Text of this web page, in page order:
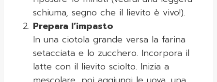
schiuma, segno che il lievito è vivo!).
Prepara l’impasto
In una ciotola grande versa la farina
setacciata e lo zucchero. Incorpora il
latte con il lievito sciolto. Inizia a